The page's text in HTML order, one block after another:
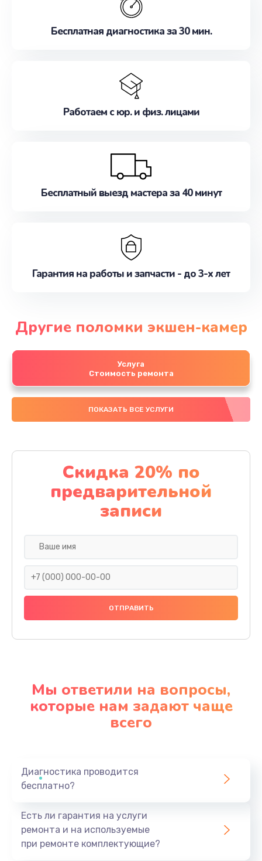
Бесплатная диагностика за 30 мин.
Работаем с юр. и физ. лицами
Бесплатный выезд мастера за 40 минут
Гарантия на работы и запчасти - до 3-х лет
Другие поломки экшен-камер
Услуга
Стоимость ремонта
ПОКАЗАТЬ ВСЕ УСЛУГИ
Скидка 20% по
предварительной
записи
Мы ответили на вопросы,
которые нам задают чаще
всего
Диагностика проводится
бесплатно?
Есть ли гарантия на услуги
ремонта и на используемые
при ремонте комплектующие?